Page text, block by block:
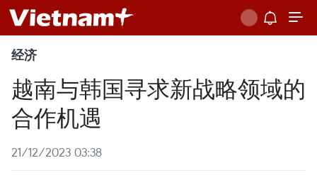
经济
越南与韩国寻求新战略领域的
合作机遇
21/12/2023 03:38